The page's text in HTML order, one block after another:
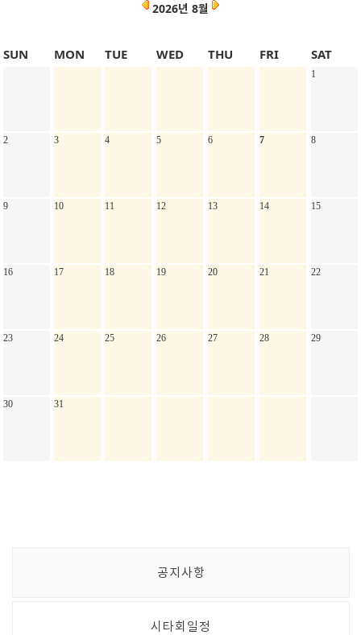
2026년 8월
SUN MON TUE WED THU FRI SAT
1
2 3 4 5 6 7 8
9 10 11 12 13 14 15
16 17 18 19 20 21 22
23 24 25 26 27 28 29
30 31
공지사항
시타회일정